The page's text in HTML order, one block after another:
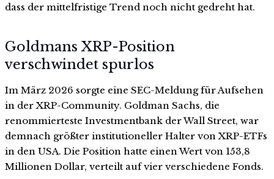
dass der mittelfristige Trend noch nicht gedreht hat.
Goldmans XRP-Position
verschwindet spurlos
Im März 2026 sorgte eine SEC-Meldung für Aufsehen
in der XRP-Community. Goldman Sachs, die
renommierteste Investmentbank der Wall Street, war
demnach größter institutioneller Halter von XRP-ETFs
in den USA. Die Position hatte einen Wert von 153,8
Millionen Dollar, verteilt auf vier verschiedene Fonds.